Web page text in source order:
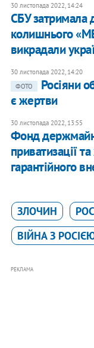
30 листопада 2022, 14:24
СБУ затримала
колишнього
викрадали
30 листопада 2022, 14:20
ФОТО
Росіяни
є жертви
30 листопада 2022, 13:55
​Фонд
приватизації
гарантійного
ЗЛОЧИН
ВІЙНА З
РЕКЛАМА